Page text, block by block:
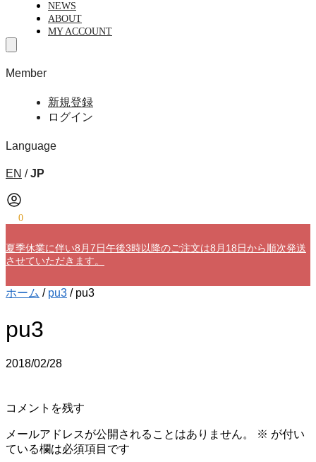
NEWS
ABOUT
MY ACCOUNT
Member
新規登録
ログイン
Language
EN /JP
0
夏季休業に伴い8月7日午後3時以降のご注文は8月18日から順次発送
させていただきます。
ホーム / pu3 / pu3
pu3
2018/02/28
コメントを残す
メールアドレスが公開されることはありません。 ※ が付い
ている欄は必須項目です